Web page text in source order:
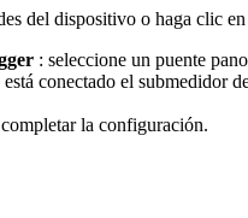
del dispositivo o haga clic en
: seleccione un puente
está conectado el submedidor
la configuración.